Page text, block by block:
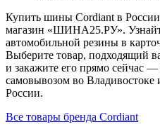
Купить шины Cordiant в
магазин «ШИНА25.РУ».
автомобильной резины в
Выберите товар, подходящий
и закажите его прямо сейчас
самовывозом во Владивостоке
России.
Все товары бренда Cordiant